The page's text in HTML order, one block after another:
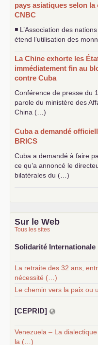
pays asiatiques selon la
CNBC
◾ L’Association des
étend l’utilisation des
La Chine exhorte les
immédiatement fin au
contre Cuba
Conférence de presse du
parole du ministère des
China (…)
Cuba a demandé
BRICS
Cuba a demandé à faire
ce qu’a annoncé le
bilatérales du (…)
Sur le Web
Tous les sites
Solidarité Internationale
La retraite des 32 ans,
nécessité (…)
Le chemin vers la paix ou
[CEPRID]
Venezuela – La
la (…)